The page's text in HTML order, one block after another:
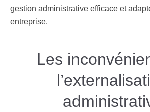
gestion administrative efficace et
entreprise.
Les